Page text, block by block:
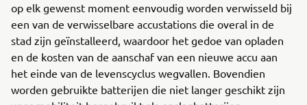
op elk gewenst moment eenvoudig worden verwisseld bij
een van de verwisselbare accustations die overal in de
stad zijn geïnstalleerd, waardoor het gedoe van opladen
en de kosten van de aanschaf van een nieuwe accu aan
het einde van de levenscyclus wegvallen. Bovendien
worden gebruikte batterijen die niet langer geschikt zijn